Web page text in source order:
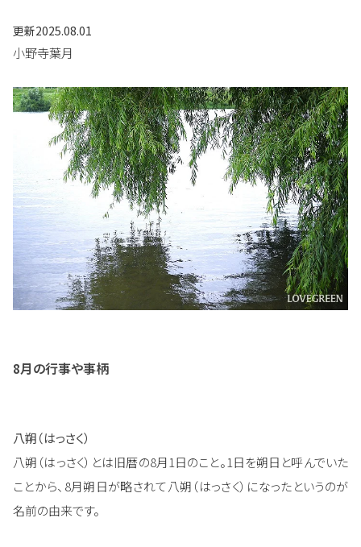
更新2025.08.01
小野寺葉月
8月の行事や事柄
八朔（はっさく）
八朔（はっさく）とは旧暦の8月1日のこと。1日を朔日と呼んでいた
ことから、8月朔日が略されて八朔（はっさく）になったというのが
名前の由来です。